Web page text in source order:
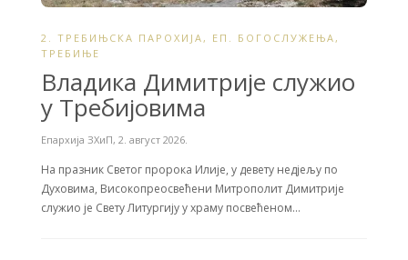
2. ТРЕБИЊСКА ПАРОХИЈА , ЕП. БОГОСЛУЖЕЊА ,
ТРЕБИЊЕ
Владика Димитрије служио
у Требијовима
Епархија ЗХиП, 2. август 2026.
На празник Светог пророка Илије, у девету недјељу по
Духовима, Високопреосвећени Митрополит Димитрије
служио је Свету Литургију у храму посвећеном…